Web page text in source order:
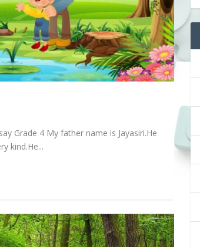
Grade 4 My father name is Jayasiri.He
kind.He...